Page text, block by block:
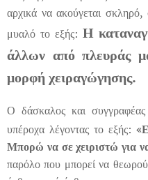
αρχικά να ακούγεται
μυαλό το εξής: Η
άλλων από πλευράς
μορφή χειραγώγησης.
Ο δάσκαλος και
υπέροχα λέγοντας το εξής:
Μπορώ να σε χειριστώ για
παρόλο που μπορεί να